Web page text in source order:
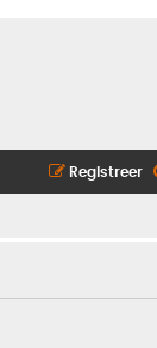
Registreer